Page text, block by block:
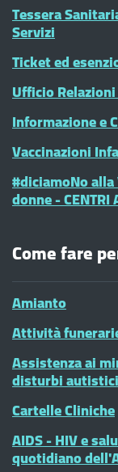
Tessera
Servizi
Ticket ed
Ufficio
Informazione e
Vaccinazioni
#diciamoNo
donne - CENTRI
Come fare
Amianto
Attività
Assistenza ai
disturbi
Cartelle Cliniche
AIDS - HIV e
quotidiano